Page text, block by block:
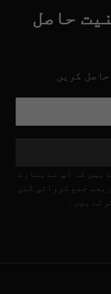
حاصل
کریں
ہیں کہ آپ نے ہمارے
جمع کروائی گئی
ہیں۔